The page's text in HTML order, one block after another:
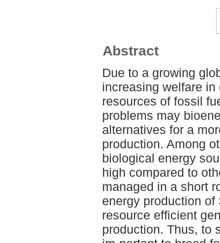
Abstract
Due to a growing
increasing welfare
resources of fossil
problems may
alternatives for a
production. Among
biological energy
high compared to
managed in a short
energy production
resource efficient
production. Thus, to